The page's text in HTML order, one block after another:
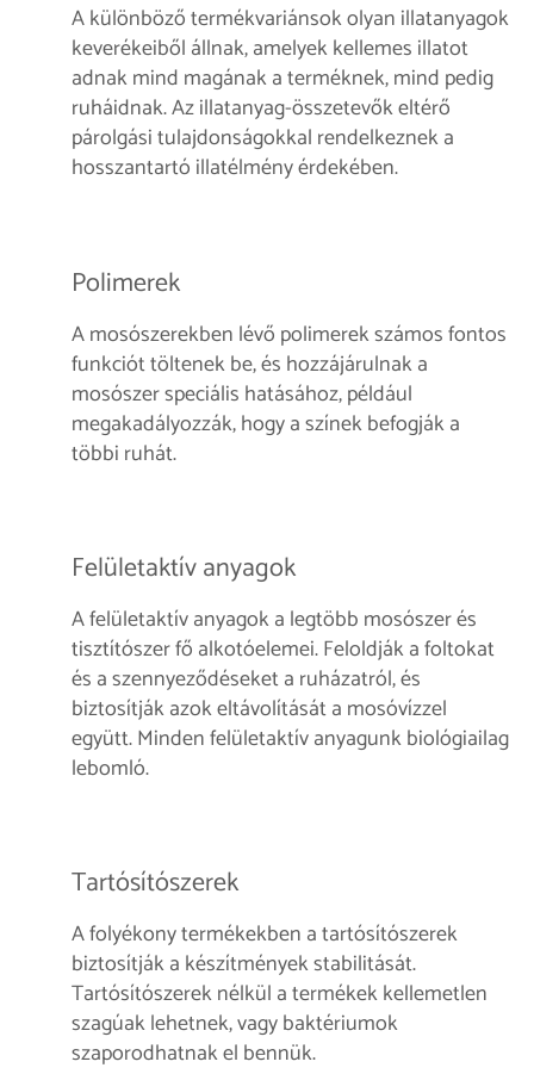
A különböző termékvariánsok olyan illatanyagok
keverékeiből állnak, amelyek kellemes illatot
adnak mind magának a terméknek, mind pedig
ruháidnak. Az illatanyag-összetevők eltérő
párolgási tulajdonságokkal rendelkeznek a
hosszantartó illatélmény érdekében.
Polimerek
A mosószerekben lévő polimerek számos fontos
funkciót töltenek be, és hozzájárulnak a
mosószer speciális hatásához, például
megakadályozzák, hogy a színek befogják a
többi ruhát.
Felületaktív anyagok
A felületaktív anyagok a legtöbb mosószer és
tisztítószer fő alkotóelemei. Feloldják a foltokat
és a szennyeződéseket a ruházatról, és
biztosítják azok eltávolítását a mosóvízzel
együtt. Minden felületaktív anyagunk biológiailag
lebomló.
Tartósítószerek
A folyékony termékekben a tartósítószerek
biztosítják a készítmények stabilitását.
Tartósítószerek nélkül a termékek kellemetlen
szagúak lehetnek, vagy baktériumok
szaporodhatnak el bennük.